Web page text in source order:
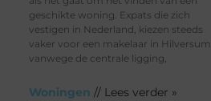
geschikte woning. Expats die zich
vestigen in Nederland, kiezen steeds
vaker voor een makelaar in Hilversum
vanwege de centrale ligging,
Woningen // Lees verder »